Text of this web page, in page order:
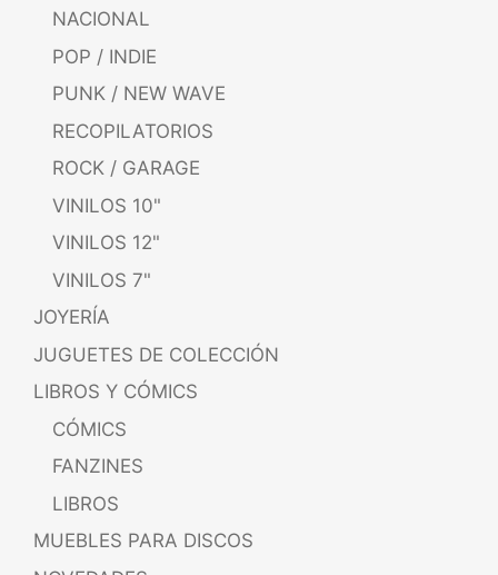
NACIONAL
POP / INDIE
PUNK / NEW WAVE
RECOPILATORIOS
ROCK / GARAGE
VINILOS 10"
VINILOS 12"
VINILOS 7"
JOYERÍA
JUGUETES DE COLECCIÓN
LIBROS Y CÓMICS
CÓMICS
FANZINES
LIBROS
MUEBLES PARA DISCOS